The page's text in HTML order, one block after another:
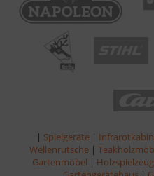
| Spielgeräte |
Wellenrutsche |
Gartenmöbel | Holzspielzeug